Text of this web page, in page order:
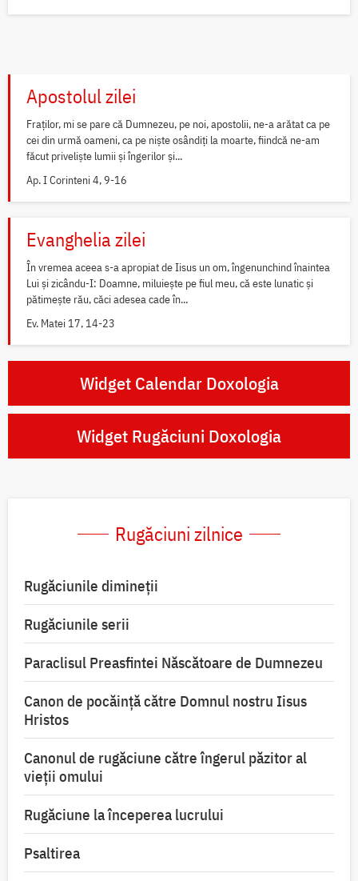
Apostolul zilei
Fraților, mi se pare că Dumnezeu, pe noi, apostolii, ne-a arătat ca pe
cei din urmă oameni, ca pe niște osândiți la moarte, fiindcă ne-am
făcut priveliște lumii și îngerilor și...
Ap. I Corinteni 4, 9-16
Evanghelia zilei
În vremea aceea s-a apropiat de Iisus un om, îngenunchind înaintea
Lui și zicându-I: Doamne, miluiește pe fiul meu, că este lunatic și
pătimește rău, căci adesea cade în...
Ev. Matei 17, 14-23
Widget Calendar Doxologia
Widget Rugăciuni Doxologia
Rugăciuni zilnice
Rugăciunile dimineții
Rugăciunile serii
Paraclisul Preasfintei Născătoare de Dumnezeu
Canon de pocăință către Domnul nostru Iisus
Hristos
Canonul de rugăciune către îngerul păzitor al
vieții omului
Rugăciune la începerea lucrului
Psaltirea